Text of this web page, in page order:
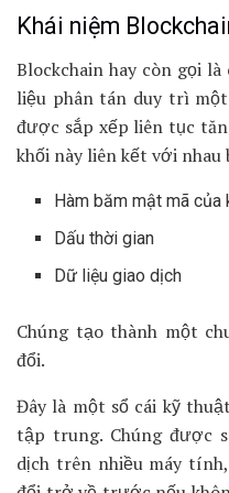
Khái niệm
Blockchain hay còn gọi
liệu phân tán duy trì một
được sắp xếp liên tục
khối này liên kết với nhau
Hàm băm mật mã
Dấu thời gian
Dữ liệu giao dịch
Chúng tạo thành một
đổi.
Đây là một sổ cái kỹ
tập trung. Chúng được
dịch trên nhiều máy